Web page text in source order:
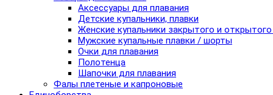
Аксессуары для плавания
Детские купальники, плавки
Женские купальники закрытого и
Мужские купальные плавки / шорты
Очки для плавания
Полотенца
Шапочки для плавания
Фалы плетеные и капроновые